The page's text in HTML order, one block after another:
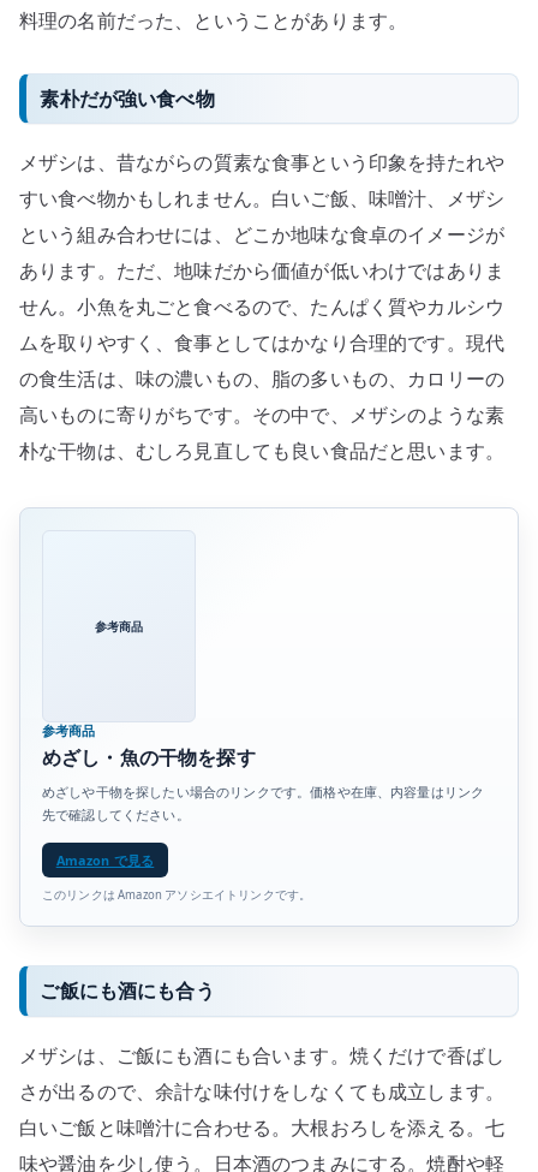
料理の名前だった、ということがあります。
素朴だが強い食べ物
メザシは、昔ながらの質素な食事という印象を持たれや
すい食べ物かもしれません。白いご飯、味噌汁、メザシ
という組み合わせには、どこか地味な食卓のイメージが
あります。ただ、地味だから価値が低いわけではありま
せん。小魚を丸ごと食べるので、たんぱく質やカルシウ
ムを取りやすく、食事としてはかなり合理的です。現代
の食生活は、味の濃いもの、脂の多いもの、カロリーの
高いものに寄りがちです。その中で、メザシのような素
朴な干物は、むしろ見直しても良い食品だと思います。
参考商品
参考商品
めざし・魚の干物を探す
めざしや干物を探したい場合のリンクです。価格や在庫、内容量はリンク
先で確認してください。
Amazon で見る
このリンクは Amazon アソシエイトリンクです。
ご飯にも酒にも合う
メザシは、ご飯にも酒にも合います。焼くだけで香ばし
さが出るので、余計な味付けをしなくても成立します。
白いご飯と味噌汁に合わせる。大根おろしを添える。七
味や醤油を少し使う。日本酒のつまみにする。焼酎や軽